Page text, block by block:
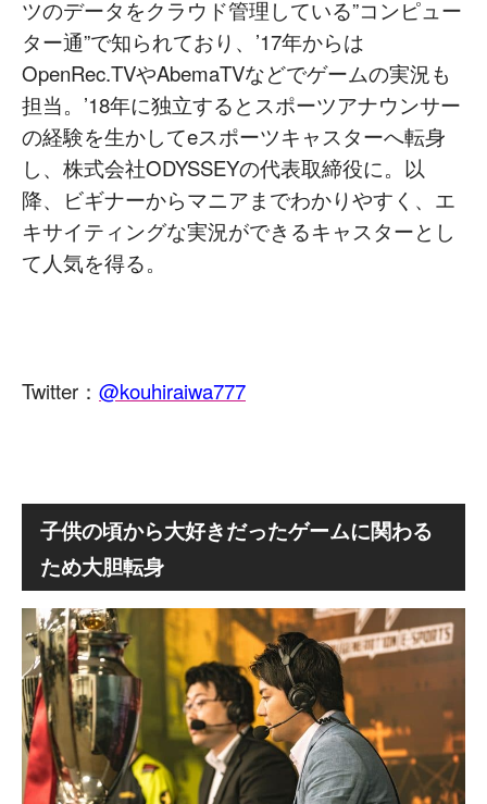
ツのデータをクラウド管理している”コンピュー
ター通”で知られており、’17年からは
OpenRec.TVやAbemaTVなどでゲームの実況も
担当。’18年に独立するとスポーツアナウンサー
の経験を生かしてeスポーツキャスターへ転身
し、株式会社ODYSSEYの代表取締役に。以
降、ビギナーからマニアまでわかりやすく、エ
キサイティングな実況ができるキャスターとし
て人気を得る。
Twitter： @kouhiraiwa777
子供の頃から大好きだったゲームに関わる
ため大胆転身